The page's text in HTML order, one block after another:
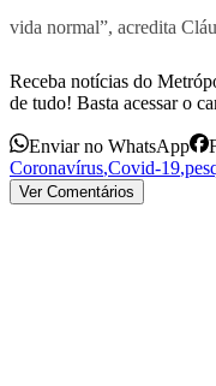
vida normal”, acredita
Receba notícias do
de tudo! Basta acessar o
Enviar no WhatsApp
Coronavírus,Covid-19,
Ver Comentários